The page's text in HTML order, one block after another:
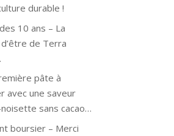
durable !
10 ans – La
de Terra
pâte à
avec une saveur
sans cacao…
boursier – Merci